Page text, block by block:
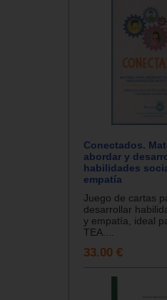
Conectados.
abordar y
habilidades
empatía
Juego de cartas
desarrollar
y empatía, ideal
TEA....
33.00 €